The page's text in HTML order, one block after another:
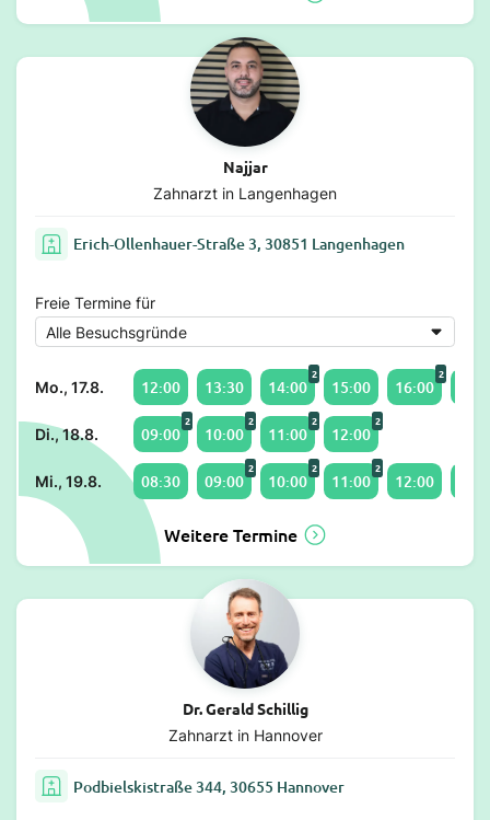
Najjar
Zahnarzt in Langenhagen
Erich-Ollenhauer-Straße 3, 30851 Langenhagen
Freie Termine für
Mo., 17.8. 12:00 13:30 14:00
2
15:00 16:00
2
Di., 18.8. 09:00
2
10:00
2
11:00
2
12:00
2
Mi., 19.8. 08:30 09:00
2
10:00
2
11:00
2
12:00
Weitere Termine
Dr. Gerald Schillig
Zahnarzt in Hannover
Podbielskistraße 344, 30655 Hannover